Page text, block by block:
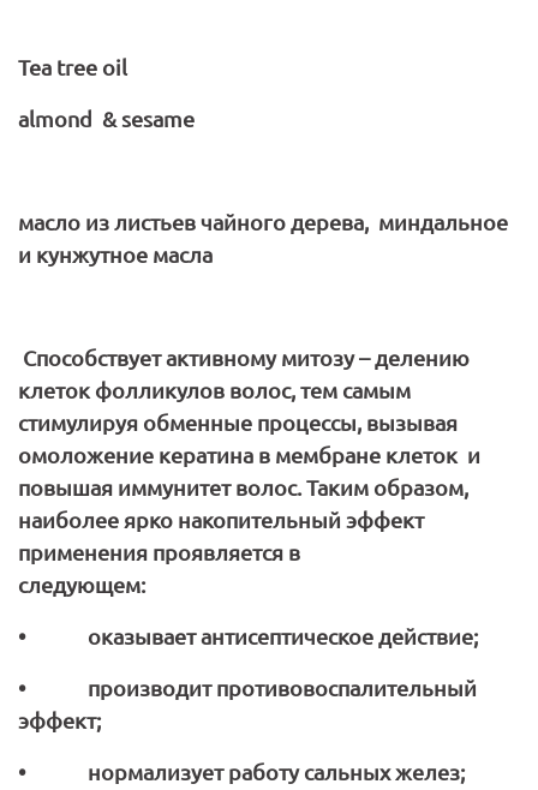
Tea tree oil
almond & sesame
масло из листьев чайного дерева, миндальное
и кунжутное масла
Способствует активному митозу – делению
клеток фолликулов волос, тем самым
стимулируя обменные процессы, вызывая
омоложение кератина в мембране клеток и
повышая иммунитет волос. Таким образом,
наиболее ярко накопительный эффект
применения проявляется в
следующем:
• оказывает антисептическое действие;
• производит противовоспалительный
эффект;
• нормализует работу сальных желез;